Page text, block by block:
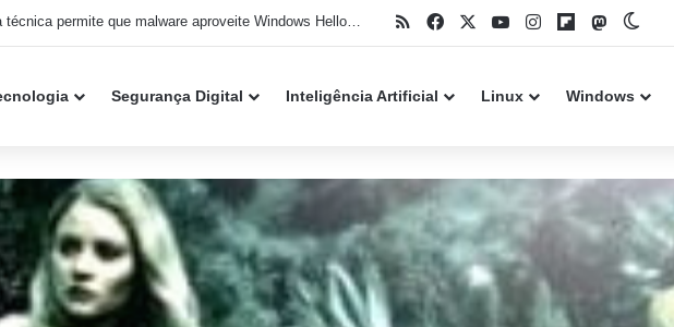
Monitor do sistema Resources evolui com métricas para IA, PowerPC e melhorias na interface RSSFacebookYouTubeInstagramFlipboard
Mastodon
Segurança Digital Inteligência Artificial Linux Windows